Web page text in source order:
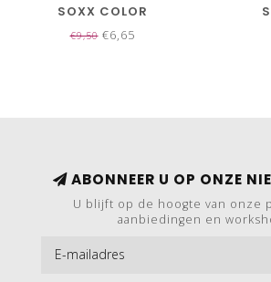
SOXX COLOR
MIXTAPESOXX 4 PLY
€9,50€6,65
ABONNEER U OP ONZE
U blijft op de hoogte van onze
aanbiedingen en